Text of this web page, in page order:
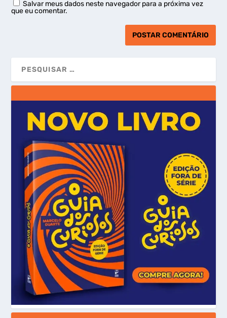
Salvar meus dados neste navegador para a próxima vez
que eu comentar.